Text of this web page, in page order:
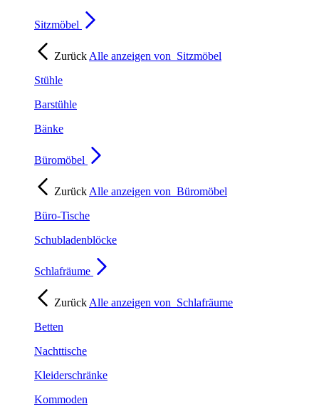
Sitzmöbel
Zurück Alle anzeigen von Sitzmöbel
Stühle
Barstühle
Bänke
Büromöbel
Zurück Alle anzeigen von Büromöbel
Büro-Tische
Schubladenblöcke
Schlafräume
Zurück Alle anzeigen von Schlafräume
Betten
Nachttische
Kleiderschränke
Kommoden